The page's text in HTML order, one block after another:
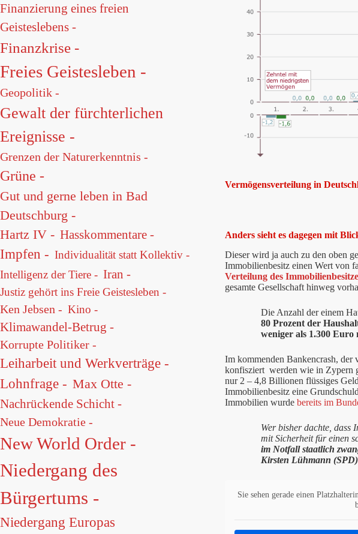
Vermögensverteilung in
Anders sieht es dagegen mit
Dieser wird ja auch zu den oben
Immobilienbesitz einen Wert von
Verteilung des
gesamte Gesellschaft hinweg
Die Anzahl der einem
80 Prozent der
weniger als 1.300 Euro
Im kommenden Bankencrash,
konfisziert werden wie in Zypern
nur 2 – 4,8 Billionen flüssiges
Immobilienbesitz eine
Immobilien wurde bereits im
Wer bisher dachte, dass
mit Sicherheit für einen
im Notfall staatlich
Kirsten Lühmann
Sie sehen gerade einen
Finanzierung eines freien
Geisteslebens -
Finanzkrise -
Freies Geistesleben -
Geopolitik -
Gewalt der fürchterlichen
Ereignisse -
Grenzen der Naturerkenntnis -
Grüne -
Gut und gerne leben in Bad
Deutschburg -
Hartz IV - Hasskommentare -
Impfen - Individualität statt Kollektiv -
Intelligenz der Tiere - Iran -
Justiz gehört ins Freie Geistesleben -
Ken Jebsen - Kino -
Klimawandel-Betrug -
Korrupte Politiker -
Leiharbeit und Werkverträge -
Lohnfrage - Max Otte -
Nachrückende Schicht -
Neue Demokratie -
New World Order -
Niedergang des
Bürgertums -
Niedergang Europas